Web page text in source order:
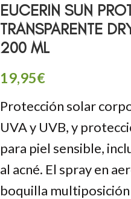
EUCERIN SUN
TRANSPARENTE
200 ML
19,95€
Protección solar
UVA y UVB, y
para piel sensible,
al acné. El spray en
boquilla